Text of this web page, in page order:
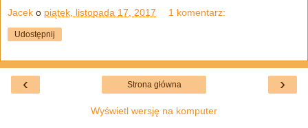
Jacek o piątek, listopada 17, 2017 1 komentarz:
Udostępnij
‹ ›
Strona główna
Wyświetl wersję na komputer